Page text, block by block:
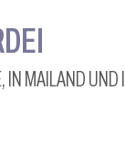
MAILAND UND